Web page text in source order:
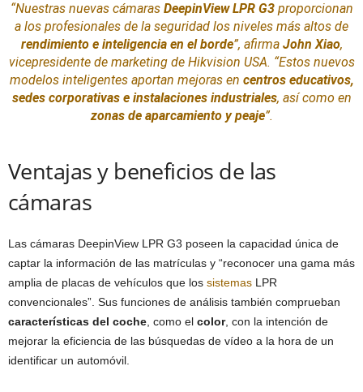
“Nuestras nuevas cámaras DeepinView LPR G3proporcionan
a los profesionales de la seguridad los niveles más altos de
rendimiento e inteligencia en el borde”, afirma John Xiao,
vicepresidente de marketing de Hikvision USA. “Estos nuevos
modelos inteligentes aportan mejoras en centros educativos,
sedes corporativas e instalacionesindustriales, así como en
zonas de aparcamiento y peaje”.
Ventajas y beneficios de las
cámaras
Las cámaras DeepinView LPR G3 poseen la capacidad única de
captar la información de las matrículas y “reconocer una gama más
amplia de placas de vehículos que los sistemas LPR
convencionales”. Sus funciones de análisis también comprueban
características del coche , como el color, con la intención de
mejorar la eficiencia de las búsquedas de vídeo a la hora de un
identificar un automóvil.